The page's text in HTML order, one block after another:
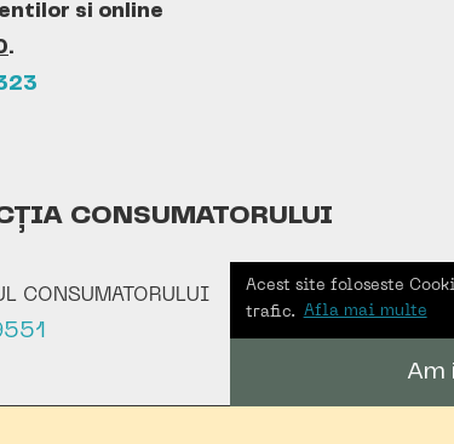
Acest site foloseste
trafic.
Afla mai multe
Am
si online
.
CONSUMATORULUI
CONSUMATORULUI